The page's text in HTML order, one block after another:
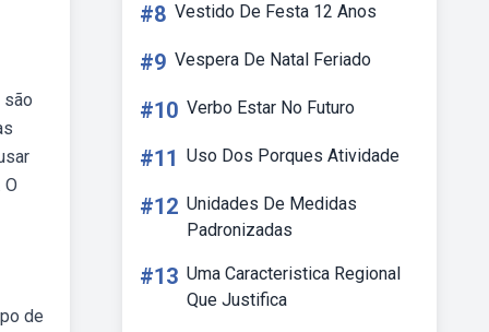
são
de
#8 Vestido De Festa 12 Anos
#9 Vespera De Natal Feriado
#10 Verbo Estar No Futuro
#11 Uso Dos Porques Atividade
#12 Unidades De Medidas
Padronizadas
#13 Uma Caracteristica Regional
Que Justifica